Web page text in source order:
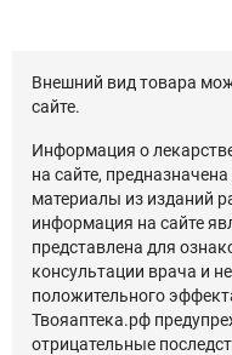
Внешний вид товара
сайте.
Информация о
на сайте,
материалы из изданий
информация на сайте
представлена для
консультации врача и
положительного
Твояаптека.рф
отрицательные